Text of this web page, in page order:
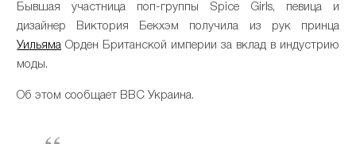
Бывшая участница поп-группы Spice Girls, певица и
дизайнер Виктория Бекхэм получила из рук принца
Уильяма Орден Британской империи за вклад в индустрию
моды.
Об этом сообщает BBC Украина.